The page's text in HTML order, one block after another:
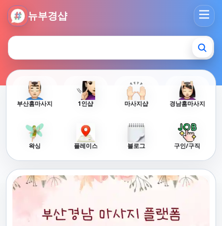
뉴부경샵
뉴부경샵 - 부산 마사지 사이트 부산마사지 부산홈타이 부산출
부산홈마사지 1인샵 마사지샵 경남홈마사지
왁싱 플레이스 블로그 구인/구직